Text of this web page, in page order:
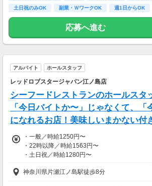
土日祝のみOK
副業・ＷワークOK 週1日からOK
応募へ進む
アルバイト ホールスタッフ
レッドロブスタージャパン江ノ島店
シーフードレストランのホールスタ
「今日バイトか〜」じゃなくて、「
になれるお店！美味しいまかない付
・一般／時給1250円〜
・22時以降／時給1563円〜
・土日祝／時給1280円〜
・研修／給与変動なし
〜月収例〜
神奈川県片瀬江ノ島駅徒歩8分